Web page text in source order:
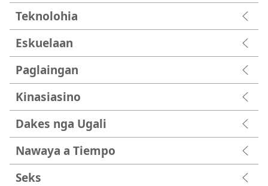
Teknolohia
Eskuelaan
Paglaingan
Kinasiasino
Dakes nga Ugali
Nawaya a Tiempo
Seks